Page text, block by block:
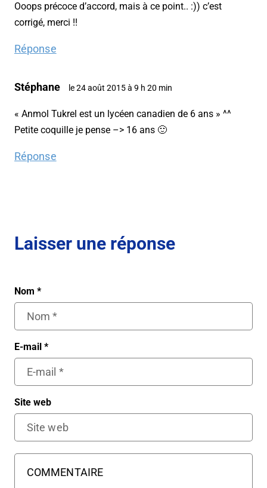
Ooops précoce d’accord, mais à ce point.. :)) c’est
corrigé, merci !!
Réponse
Stéphane le 24 août 2015 à 9 h 20 min
« Anmol Tukrel est un lycéen canadien de 6 ans » ^^
Petite coquille je pense –> 16 ans 🙂
Réponse
Laisser une réponse
Nom *
E-mail *
Site web